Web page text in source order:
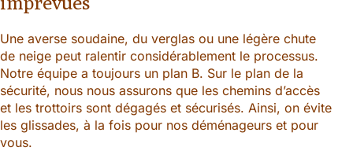
Une averse soudaine, du verglas ou une légère chute
de neige peut ralentir considérablement le processus.
Notre équipe a toujours un plan B. Sur le plan de la
sécurité, nous nous assurons que les chemins d’accès
et les trottoirs sont dégagés et sécurisés. Ainsi, on évite
les glissades, à la fois pour nos déménageurs et pour
vous.